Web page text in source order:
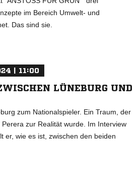
im Bereich Umwelt- und
Das sind sie.
| 11:00
LÜNEBURG UND
zum Nationalspieler. Ein Traum, der
zur Realität wurde. Im Interview
er, wie es ist, zwischen den beiden